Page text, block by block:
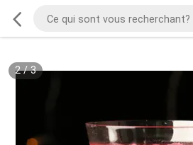
2/3